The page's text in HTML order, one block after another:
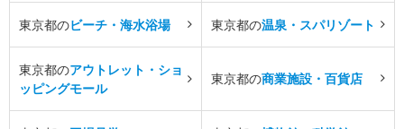
東京都のビーチ・海水浴場 東京都の温泉・スパリゾート
東京都のアウトレット・ショ
ッピングモール
東京都の商業施設・百貨店